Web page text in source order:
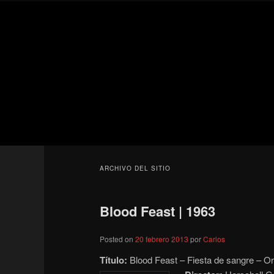
ARCHIVO DEL SITIO
Blood Feast | 1963
Posted on20 febrero 2013 porCarlos
Título: Blood Feast – Fiesta de sangre –